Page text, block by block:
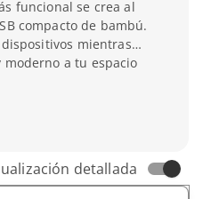
funcional se crea al
compacto de bambú.
mientras
a tu espacio
detallada